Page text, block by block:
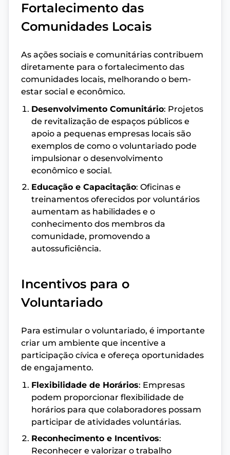
Fortalecimento das
Comunidades Locais
As ações sociais e comunitárias contribuem
diretamente para o fortalecimento das
comunidades locais, melhorando o bem-
estar social e econômico.
Desenvolvimento Comunitário: Projetos
de revitalização de espaços públicos e
apoio a pequenas empresas locais são
exemplos de como o voluntariado pode
impulsionar o desenvolvimento
econômico e social.
Educação e Capacitação: Oficinas e
treinamentos oferecidos por voluntários
aumentam as habilidades e o
conhecimento dos membros da
comunidade, promovendo a
autossuficiência.
Incentivos para o
Voluntariado
Para estimular o voluntariado, é importante
criar um ambiente que incentive a
participação cívica e ofereça oportunidades
de engajamento.
Flexibilidade de Horários: Empresas
podem proporcionar flexibilidade de
horários para que colaboradores possam
participar de atividades voluntárias.
Reconhecimento e Incentivos:
Reconhecer e valorizar o trabalho